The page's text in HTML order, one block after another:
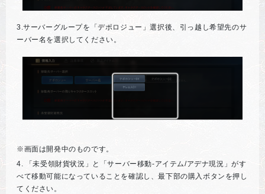
3.サーバーグループを「デポロジュー」選択後、引っ越し希望先のサ
ーバー名を選択してください。
※画面は開発中のものです。
4. 「未受領財貨状況」と「サーバー移動-アイテム/アデナ現況」がす
べて移動可能になっていることを確認し、最下部の購入ボタンを押し
てください。